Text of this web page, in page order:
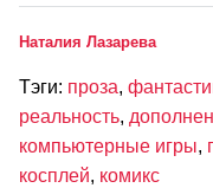
Наталия Лазарева
Тэги: проза,
реальность,
компьютерные игры,
косплей, комикс